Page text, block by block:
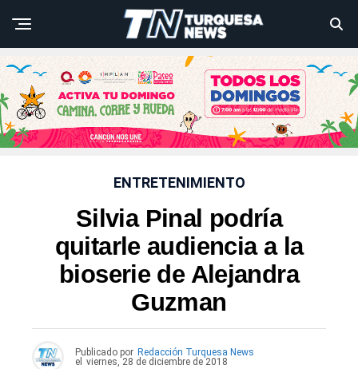
ENTRETENIMIENTO
Silvia Pinal podría
quitarle audiencia a la
bioserie de Alejandra
Guzman
Publicado por Redacción Turquesa News
el viernes, 28 de diciembre de 2018